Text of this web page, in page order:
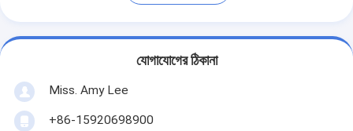
যোগাযোগের ঠিকানা
Miss. Amy Lee
+86-15920698900